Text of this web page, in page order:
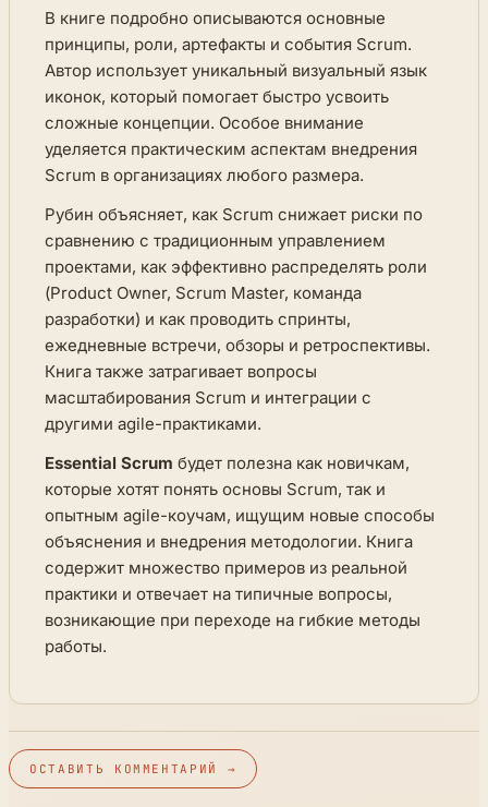
В книге подробно описываются основные
принципы, роли, артефакты и события Scrum.
Автор использует уникальный визуальный язык
иконок, который помогает быстро усвоить
сложные концепции. Особое внимание
уделяется практическим аспектам внедрения
Scrum в организациях любого размера.
Рубин объясняет, как Scrum снижает риски по
сравнению с традиционным управлением
проектами, как эффективно распределять роли
(Product Owner, Scrum Master, команда
разработки) и как проводить спринты,
ежедневные встречи, обзоры и ретроспективы.
Книга также затрагивает вопросы
масштабирования Scrum и интеграции с
другими agile-практиками.
Essential Scrum будет полезна как новичкам,
которые хотят понять основы Scrum, так и
опытным agile-коучам, ищущим новые способы
объяснения и внедрения методологии. Книга
содержит множество примеров из реальной
практики и отвечает на типичные вопросы,
возникающие при переходе на гибкие методы
работы.
ОСТАВИТЬ КОММЕНТАРИЙ →